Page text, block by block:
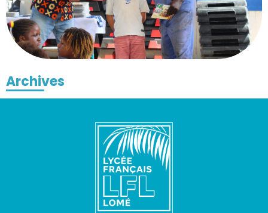
Archives